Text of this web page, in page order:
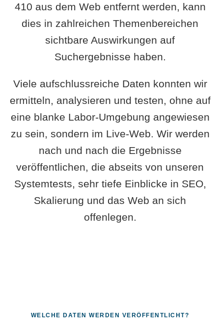
410 aus dem Web entfernt werden, kann
dies in zahlreichen Themenbereichen
sichtbare Auswirkungen auf
Suchergebnisse haben.
Viele aufschlussreiche Daten konnten wir
ermitteln, analysieren und testen, ohne auf
eine blanke Labor-Umgebung angewiesen
zu sein, sondern im Live-Web. Wir werden
nach und nach die Ergebnisse
veröffentlichen, die abseits von unseren
Systemtests, sehr tiefe Einblicke in SEO,
Skalierung und das Web an sich
offenlegen.
WELCHE DATEN WERDEN VERÖFFENTLICHT?